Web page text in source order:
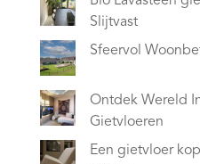
Slijtvast
Sfeervol
Ontdek Wereld
Gietvloeren
Een gietvloer